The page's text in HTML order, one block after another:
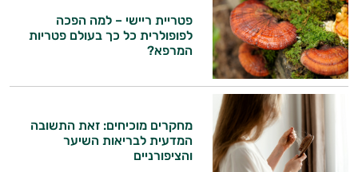
פטריית ריישי – למה הפכה
לפופולרית כל כך בעולם פטריות
המרפא?
מחקרים מוכיחים: זאת התשובה
המדעית לבריאות השיער
והציפורניים